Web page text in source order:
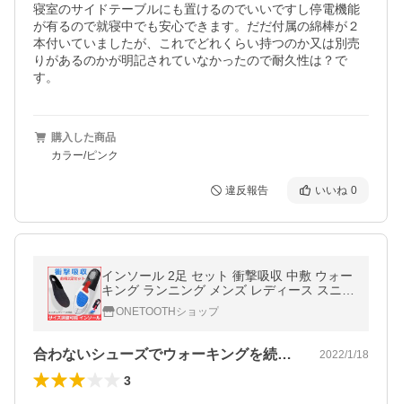
寝室のサイドテーブルにも置けるのでいいですし停電機能
が有るので就寝中でも安心できます。だだ付属の綿棒が２
本付いていましたが、これでどれくらい持つのか又は別売
りがあるのかが明記されていなかったので耐久性は？で
す。
購入した商品
カラー/ピンク
違反報告 いいね 0
インソール 2足 セット 衝撃吸収 中敷 ウォー
キング ランニング メンズ レディース スニー
カー ブーツ パンプス 安全靴 革靴 防臭 矯正
疲れない
ONETOOTHショップ
合わないシューズでウォーキングを続けて… 2022/1/18
3